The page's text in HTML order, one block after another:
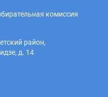
комиссия
район,
д. 14